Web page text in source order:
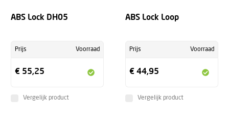
ABS Lock DH05
Prijs Voorraad
€ 55,25
Vergelijk product
ABS Lock Loop
Prijs Voorraad
€ 44,95
Vergelijk product